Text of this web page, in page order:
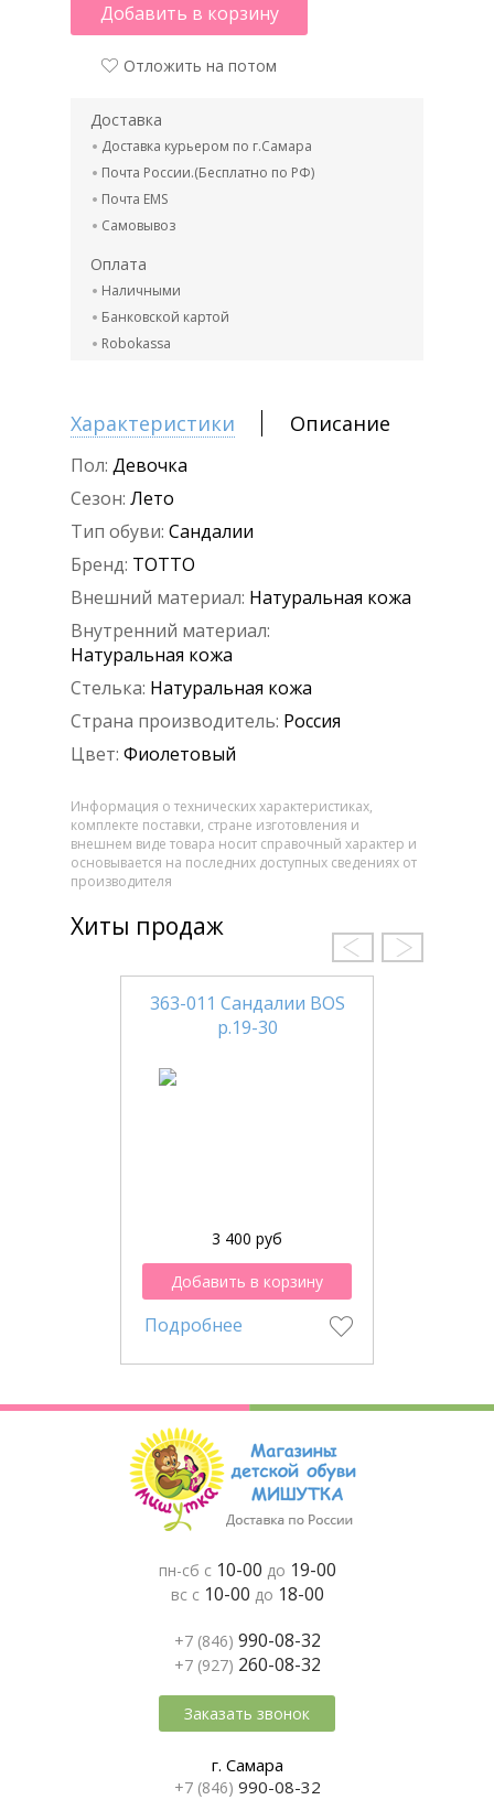
Добавить в корзину
Отложить на потом
Доставка
Доставка курьером по г.Самара
Почта России.(Бесплатно по РФ)
Почта EMS
Самовывоз
Оплата
Наличными
Банковской картой
Robokassa
Характеристики Описание
Пол: Девочка
Сезон: Лето
Тип обуви: Сандалии
Бренд: ТОТТО
Внешний материал: Натуральная кожа
Внутренний материал:
Натуральная кожа
Стелька: Натуральная кожа
Страна производитель: Россия
Цвет: Фиолетовый
Информация о технических характеристиках,
комплекте поставки, стране изготовления и
внешнем виде товара носит справочный характер и
основывается на последних доступных сведениях от
производителя
Хиты продаж
363-011 Сандалии BOS
р.19-30
3 400 руб
Добавить в корзину
Подробнее
пн-сб с 10-00 до 19-00
вс с 10-00 до 18-00
+7 (846) 990-08-32
+7 (927) 260-08-32
Заказать звонок
г. Самара
+7 (846) 990-08-32